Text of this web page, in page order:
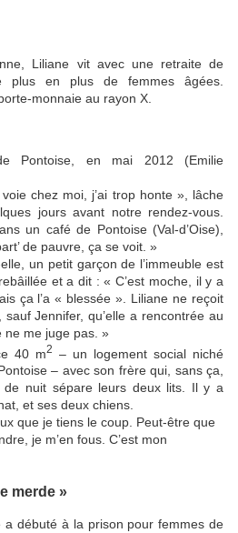
Liliane vit avec une retraite de
plus en plus de femmes âgées.
monnaie au rayon X.
Pontoise, en mai 2012 (Emilie
chez moi, j’ai trop honte », lâche
jours avant notre rendez-vous.
un café de Pontoise (Val-d’Oise),
de pauvre, ça se voit. »
un petit garçon de l’immeuble est
et a dit : « C’est moche, il y a
ça l’a « blessée ». Liliane ne reçoit
Jennifer, qu’elle a rencontrée au
ne me juge pas. »
40 m2
– un logement social niché
– avec son frère qui, sans ça,
nuit sépare leurs deux lits. Il y a
et ses deux chiens.
que je tiens le coup. Peut-être que
je m’en fous. C’est mon
merde »
a débuté à la prison pour femmes de